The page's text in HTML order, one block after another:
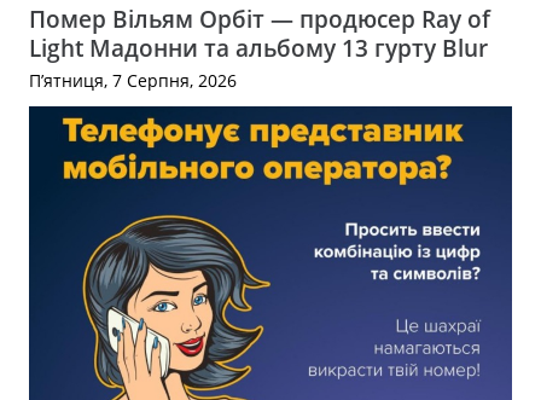
Помер Вільям Орбіт — продюсер Ray of
Light Мадонни та альбому 13 гурту Blur
П’ятниця, 7 Серпня, 2026